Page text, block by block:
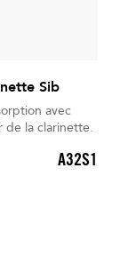
Sib
avec
de la clarinette.
A32S1